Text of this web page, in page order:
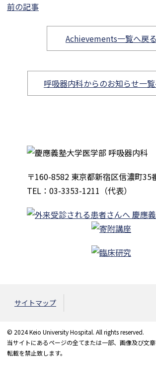
前の記事
Achievements一覧へ戻る
呼吸器内科からのお知らせ一
〒160-8582 東京都新宿区信濃町35
TEL：03-3353-1211（代表）
サイトマップ
© 2024 Keio University Hospital. All rights reserved.
当サイトにあるページの全てまたは一部、画像及び文
転載を禁止致します。